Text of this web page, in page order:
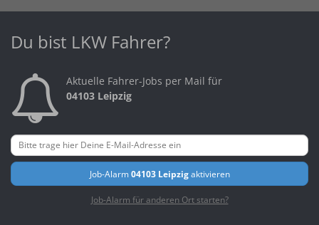
Du bist LKW Fahrer?
Aktuelle Fahrer-Jobs per Mail für
04103 Leipzig
Job-Alarm04103 Leipzigaktivieren
Job-Alarm für anderen Ort starten?